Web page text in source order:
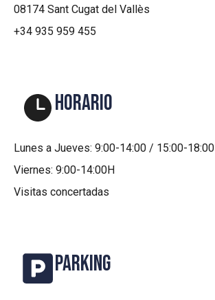
08174 Sant Cugat del Vallès
+34 935 959 455
HORARIO
Lunes a Jueves: 9:00-14:00 / 15:00-18:00
Viernes: 9:00-14:00H
Visitas concertadas
PARKING